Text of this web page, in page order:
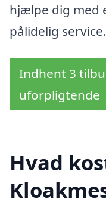
hjælpe dig med
pålidelig service.
Indhent 3
uforpligtende
Hvad